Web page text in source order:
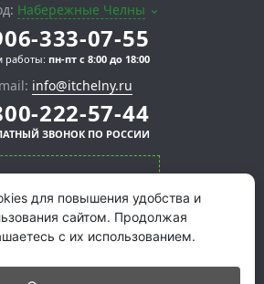
для повышения удобства и
сайтом. Продолжая
с их использованием.
Набережные Челны
333-07-55
работы: пн-пт с 8:00 до 18:00
info@itchelny.ru
222-57-44
ЗВОНОК ПО РОССИИ